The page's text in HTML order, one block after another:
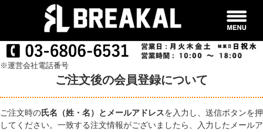
※運営会社電話番号
ご注文後の会員登録について
ご注文時の氏名（姓・名）とメールアドレスを入力し、送信ボタンを押
してください。一致する注文情報がございましたら、入力したメールア